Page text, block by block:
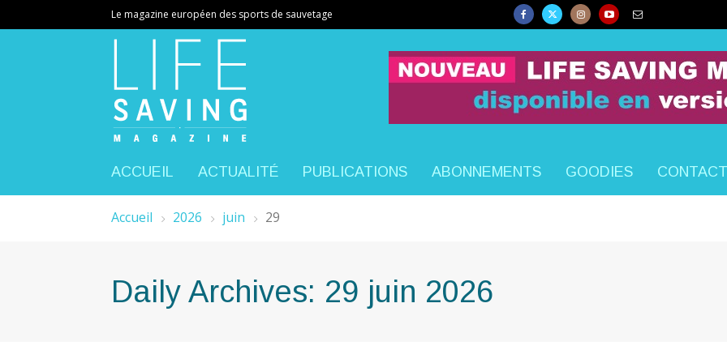
Le magazine européen des sports de sauvetage
ACCUEIL ACTUALITÉ PUBLICATIONS ABONNEMENTS GOODIES CONTACT
Accueil 2026 juin 29
Daily Archives: 29 juin 2026